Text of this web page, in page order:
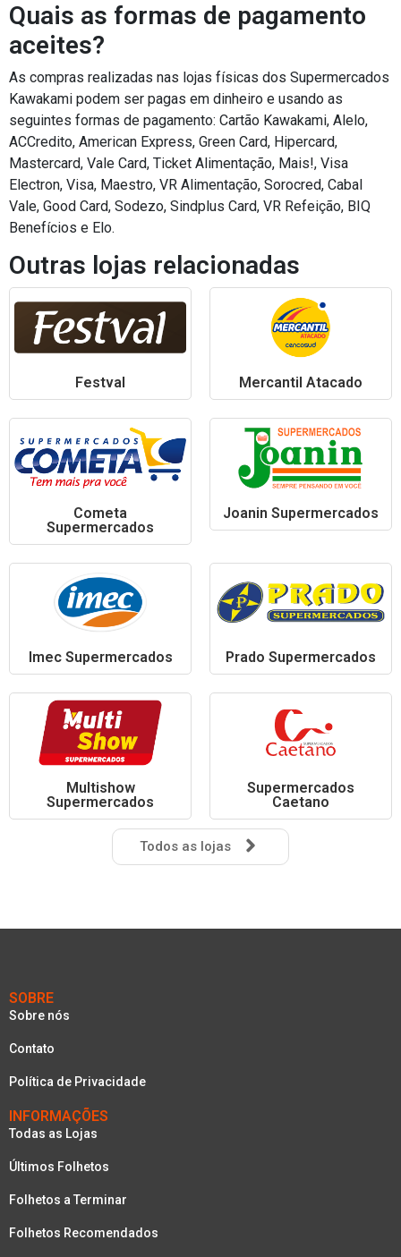
Quais as formas de pagamento
aceites?
As compras realizadas nas lojas físicas dos Supermercados
Kawakami podem ser pagas em dinheiro e usando as
seguintes formas de pagamento: Cartão Kawakami, Alelo,
ACCredito, American Express, Green Card, Hipercard,
Mastercard, Vale Card, Ticket Alimentação, Mais!, Visa
Electron, Visa, Maestro, VR Alimentação, Sorocred, Cabal
Vale, Good Card, Sodezo, Sindplus Card, VR Refeição, BIQ
Benefícios e Elo.
Outras lojas relacionadas
Festval Mercantil Atacado
Cometa
Supermercados
Joanin Supermercados
Imec Supermercados Prado Supermercados
Multishow
Supermercados
Supermercados
Caetano
Todos as lojas
SOBRE
Sobre nós
Contato
Política de Privacidade
INFORMAÇÕES
Todas as Lojas
Últimos Folhetos
Folhetos a Terminar
Folhetos Recomendados